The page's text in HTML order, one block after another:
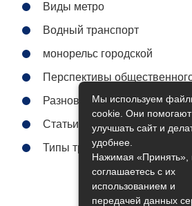
Виды метро
Водный транспорт
монорельс городской
Перспективы
Разновидности поездов
Статьи
Типы трамваев
Мы используем
cookie. Они помогают
улучшать сайт и
удобнее.
Нажимая «Принять»,
соглашаетесь с их
использованием и
передачей данных